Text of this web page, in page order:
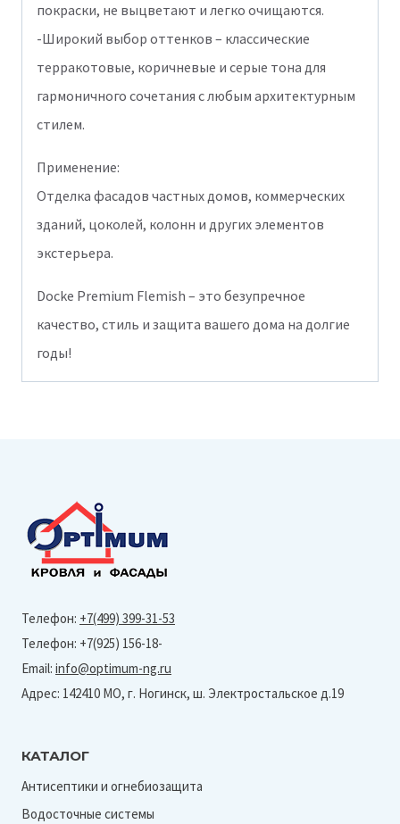
покраски, не выцветают и легко очищаются.
-Широкий выбор оттенков – классические
терракотовые, коричневые и серые тона для
гармоничного сочетания с любым архитектурным
стилем.
Применение:
Отделка фасадов частных домов, коммерческих
зданий, цоколей, колонн и других элементов
экстерьера.
Docke Premium Flemish – это безупречное
качество, стиль и защита вашего дома на долгие
годы!
Телефон: +7(499) 399-31-53
Телефон: +7(925) 156-18-
Email: info@optimum-ng.ru
Адрес: 142410 МО, г. Ногинск, ш. Электростальское д.19
КАТАЛОГ
Антисептики и огнебиозащита
Водосточные системы